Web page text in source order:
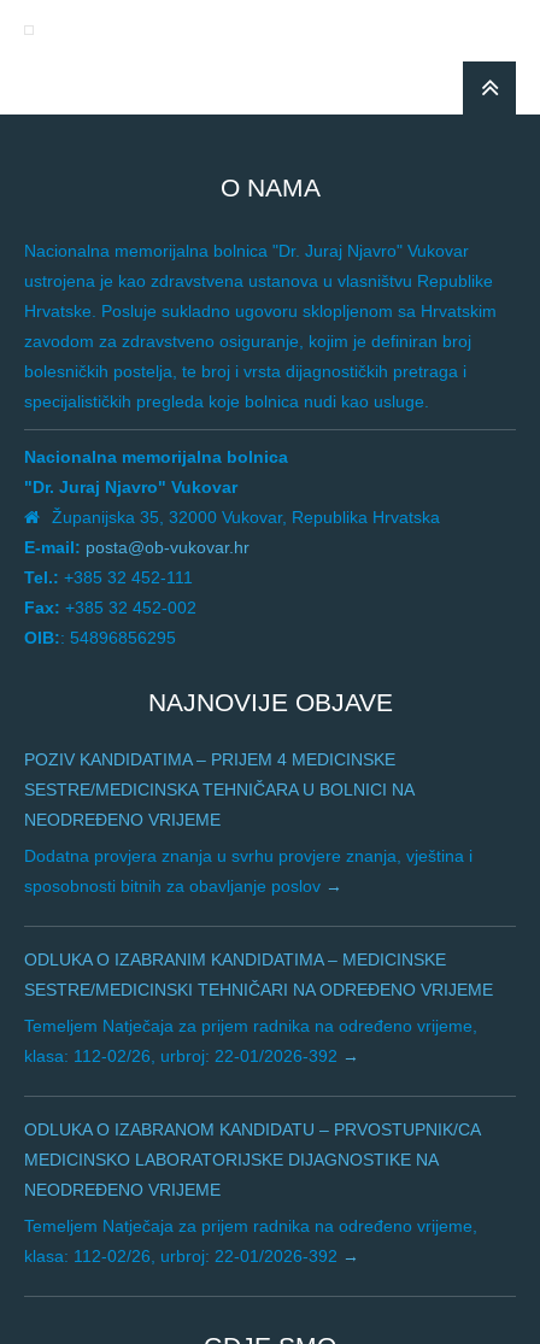
O NAMA
Nacionalna memorijalna bolnica "Dr. Juraj Njavro" Vukovar
ustrojena je kao zdravstvena ustanova u vlasništvu Republike
Hrvatske. Posluje sukladno ugovoru sklopljenom sa Hrvatskim
zavodom za zdravstveno osiguranje, kojim je definiran broj
bolesničkih postelja, te broj i vrsta dijagnostičkih pretraga i
specijalističkih pregleda koje bolnica nudi kao usluge.
Nacionalna memorijalna bolnica
"Dr. Juraj Njavro" Vukovar
Županijska 35, 32000 Vukovar, Republika Hrvatska
E-mail: posta@ob-vukovar.hr
Tel.: +385 32 452-111
Fax: +385 32 452-002
OIB:: 54896856295
NAJNOVIJE OBJAVE
POZIV KANDIDATIMA – PRIJEM 4 MEDICINSKE
SESTRE/MEDICINSKA TEHNIČARA U BOLNICI NA
NEODREĐENO VRIJEME
Dodatna provjera znanja u svrhu provjere znanja, vještina i
sposobnosti bitnih za obavljanje poslov
ODLUKA O IZABRANIM KANDIDATIMA – MEDICINSKE
SESTRE/MEDICINSKI TEHNIČARI NA ODREĐENO VRIJEME
Temeljem Natječaja za prijem radnika na određeno vrijeme,
klasa: 112-02/26, urbroj: 22-01/2026-392
ODLUKA O IZABRANOM KANDIDATU – PRVOSTUPNIK/CA
MEDICINSKO LABORATORIJSKE DIJAGNOSTIKE NA
NEODREĐENO VRIJEME
Temeljem Natječaja za prijem radnika na određeno vrijeme,
klasa: 112-02/26, urbroj: 22-01/2026-392